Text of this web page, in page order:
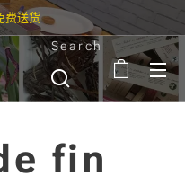
费送货
Search
fin